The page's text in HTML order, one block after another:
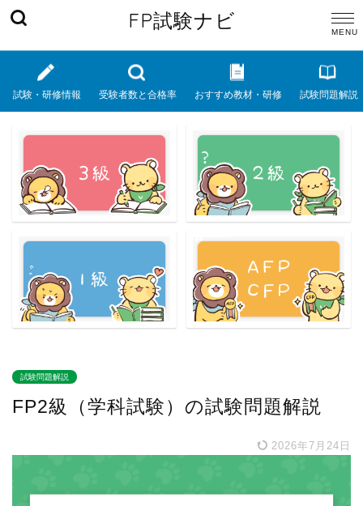
FP試験ナビ
試験・研修情報 受験者数と合格率 おすすめ教材・研修 試験問題解説
試験問題解説
FP2級（学科試験）の試験問題解説
2026年7月24日